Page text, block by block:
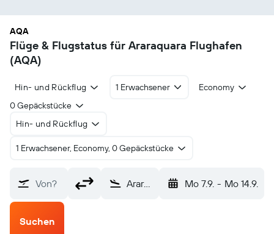
AQA
Flüge & Flugstatus für Araraquara Flughafen
(AQA)
Hin- und Rückflug 1 Erwachsener
Economy
0 Gepäckstücke
Hin- und Rückflug
1 Erwachsener, Economy, 0 Gepäckstücke
Von? Araraquara (AQA) Mo 7.9. - Mo 14.9.
Suchen